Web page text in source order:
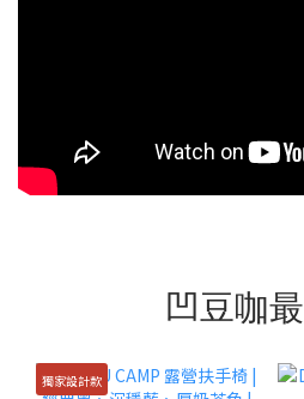
凹豆咖
獨家設計款